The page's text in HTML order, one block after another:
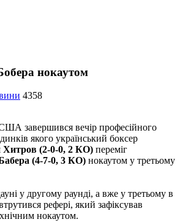
нокаутом
4358
завершився вечір професійного
якого український боксер
Хитров (2-0-0, 2 КО) переміг
(4-7-0, 3 КО) нокаутом у третьому
у другому раунді, а вже у третьому в
рефері, який зафіксував
нокаутом.